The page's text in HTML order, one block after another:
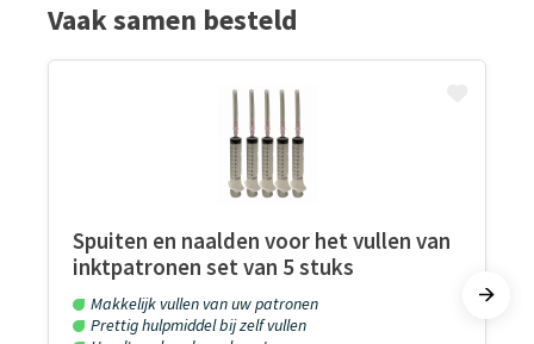
Vaak samen besteld
Spuiten en naalden voor het vullen van
inktpatronen set van 5 stuks
Makkelijk vullen van uw patronen
Prettig hulpmiddel bij zelf vullen